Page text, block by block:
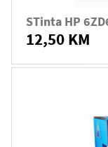
STinta HP
12,50 KM